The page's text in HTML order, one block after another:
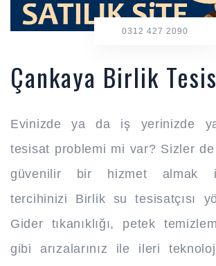
0312 427 2090
Çankaya Birlik
Evinizde ya da iş yerinizde
tesisat problemi mi var? Sizler de
güvenilir bir hizmet almak
tercihinizi Birlik su tesisatçısı
Gider tıkanıklığı, petek
gibi arızalarınız ile ileri